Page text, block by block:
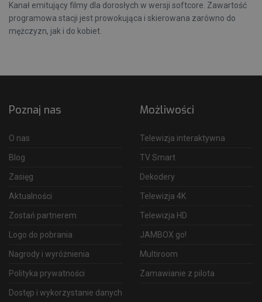
Kanał emitujący filmy dla dorosłych w wersji softcore. Zawartość
programowa stacji jest prowokująca i skierowana zarówno do
mężczyzn, jak i do kobiet.
Poznaj nas
O nas
Blog
Zasięg
Aktualności
Zostań partnerem
Logo do pobrania
Nagrody i wyróżnienia
Polityka prywatności
Dostęp i wykorzystanie danych
Możliwości
Telewizja interaktywna
TV Smart
Dekodery
Telewizja 4K
Telewizja HD
JAMBOX go!
Multiroom
Zamawianie z pilota